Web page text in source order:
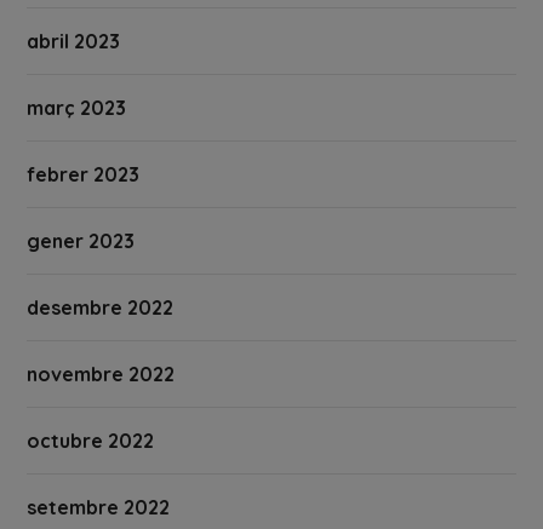
abril 2023
març 2023
febrer 2023
gener 2023
desembre 2022
novembre 2022
octubre 2022
setembre 2022